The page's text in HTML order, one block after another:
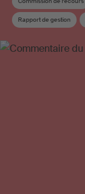
Rapport de gestion